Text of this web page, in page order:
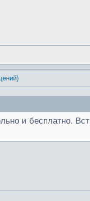
и бесплатно.